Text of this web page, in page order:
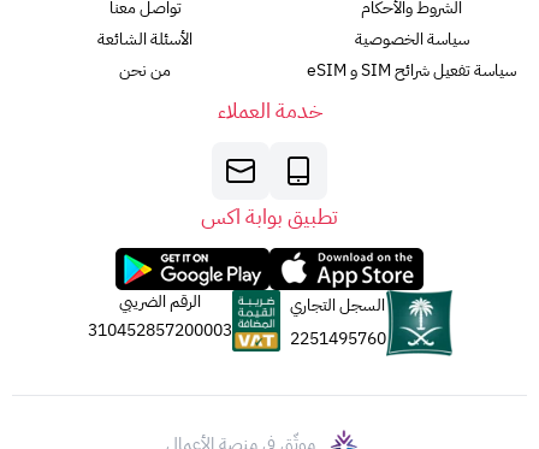
الشروط والأحكام
سياسة الخصوصية
سياسة تفعيل شرائح SIM و eSIM
تواصل معنا
الأسئلة الشائعة
من نحن
خدمة العملاء
تطبيق بوابة اكس
السجل التجاري
2251495760
الرقم الضريبي
310452857200003